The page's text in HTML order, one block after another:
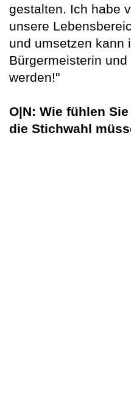
gestalten. Ich habe
unsere
und umsetzen kann
Bürgermeisterin
werden!"
O|N: Wie fühlen
die Stichwahl